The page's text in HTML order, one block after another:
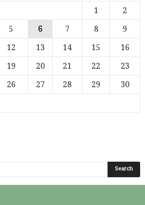
1
2
5 6 7 8
9
12 13 14 15
16
19 20 21 22
23
26 27 28 29
30